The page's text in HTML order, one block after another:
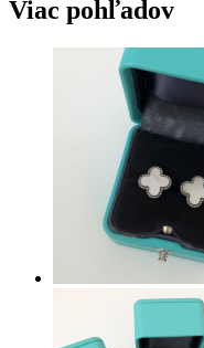
Viac pohľadov